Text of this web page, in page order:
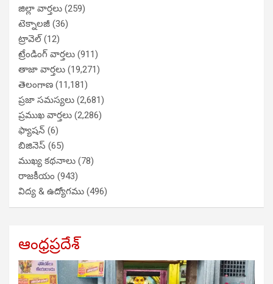
జిల్లా వార్తలు (259)
టెక్నాలజీ (36)
ట్రావెల్(12)
ట్రేండింగ్ వార్తలు (911)
తాజా వార్తలు (19,271)
తెలంగాణ (11,181)
ప్రజా సమస్యలు (2,681)
ప్రముఖ వార్తలు (2,286)
ఫ్యాషన్ (6)
బిజినెస్ (65)
ముఖ్య కథనాలు (78)
రాజకీయం (943)
విద్య & ఉద్యోగము (496)
ఆంధ్రప్రదేశ్